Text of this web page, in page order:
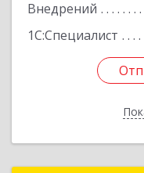
Внедрений
1С:Специалист